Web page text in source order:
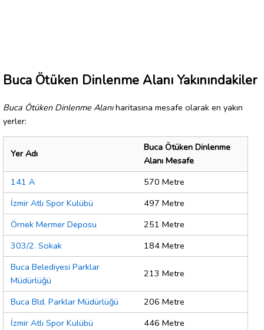
Buca Ötüken Dinlenme Alanı Yakınındakiler
Buca Ötüken Dinlenme Alanıharitasına mesafe olarak en yakın
yerler:
Yer Adı
Buca Ötüken Dinlenme
Alanı Mesafe
141 A
570 Metre
İzmir Atlı Spor Kulübü
497 Metre
Örnek Mermer Deposu
251 Metre
303/2. Sokak
184 Metre
Buca Belediyesi Parklar
Müdürlüğü
213 Metre
Buca Bld. Parklar Müdürlüğü
206 Metre
İzmir Atlı Spor Kulübü
446 Metre